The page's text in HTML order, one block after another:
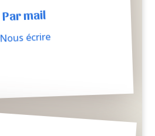
Par mail
Nous écrire